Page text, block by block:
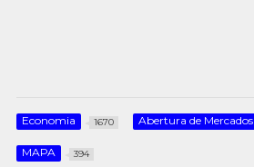
Economia 1670 Abertura de Mercados
MAPA 394